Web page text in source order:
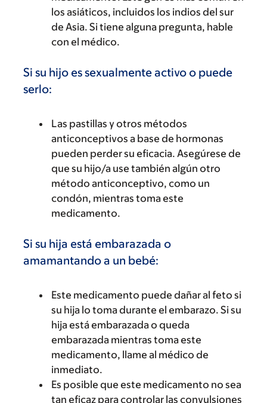
los asiáticos, incluidos los indios del sur
de Asia. Si tiene alguna pregunta, hable
con el médico.
Si su hijo es sexualmente activo o puede
serlo:
Las pastillas y otros métodos
anticonceptivos a base de hormonas
pueden perder su eficacia. Asegúrese de
que su hijo/a use también algún otro
método anticonceptivo, como un
condón, mientras toma este
medicamento.
Si su hija está embarazada o
amamantando a un bebé:
Este medicamento puede dañar al feto si
su hija lo toma durante el embarazo. Si su
hija está embarazada o queda
embarazada mientras toma este
medicamento, llame al médico de
inmediato.
Es posible que este medicamento no sea
tan eficaz para controlar las convulsiones